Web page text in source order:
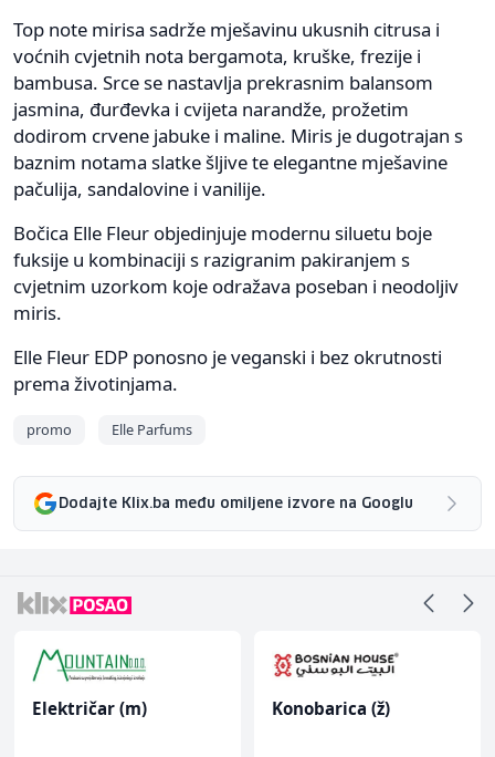
Top note mirisa sadrže mješavinu ukusnih citrusa i
voćnih cvjetnih nota bergamota, kruške, frezije i
bambusa. Srce se nastavlja prekrasnim balansom
jasmina, đurđevka i cvijeta narandže, prožetim
dodirom crvene jabuke i maline. Miris je dugotrajan s
baznim notama slatke šljive te elegantne mješavine
pačulija, sandalovine i vanilije.
Bočica Elle Fleur objedinjuje modernu siluetu boje
fuksije u kombinaciji s razigranim pakiranjem s
cvjetnim uzorkom koje odražava poseban i neodoljiv
miris.
Elle Fleur EDP ponosno je veganski i bez okrutnosti
prema životinjama.
promo Elle Parfums
Dodajte Klix.ba među omiljene izvore na Googlu
Električar (m) Konobarica (ž)